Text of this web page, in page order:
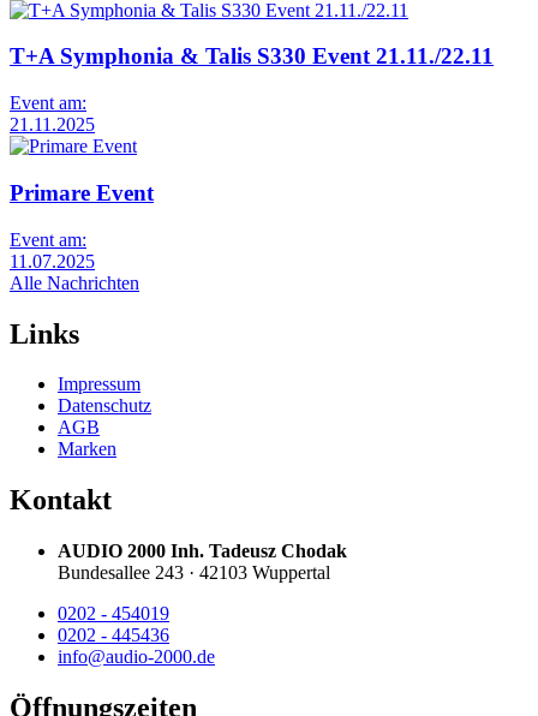
T+A Symphonia & Talis S330 Event 21.11./22.11
Event am:
21.11.2025
Primare Event
Event am:
11.07.2025
Alle Nachrichten
Links
Impressum
Datenschutz
AGB
Marken
Kontakt
AUDIO 2000 Inh. Tadeusz Chodak
Bundesallee 243 · 42103 Wuppertal
0202 - 454019
0202 - 445436
info@audio-2000.de
Öffnungszeiten